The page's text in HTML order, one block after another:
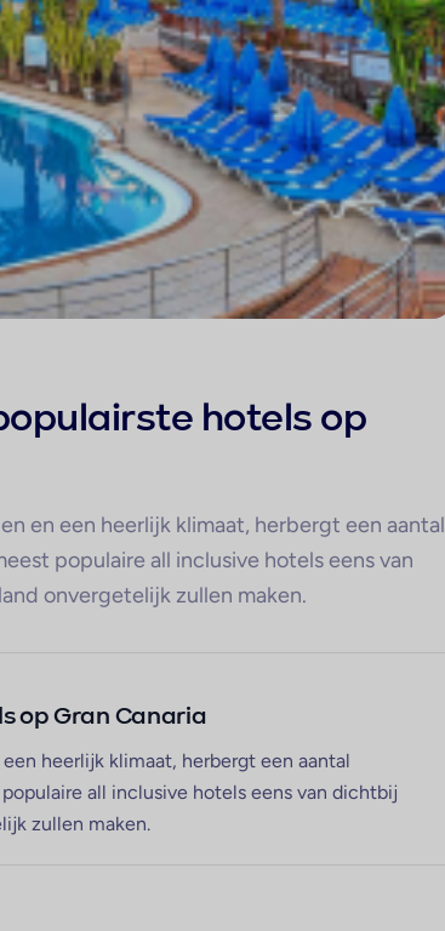
hotels op
en een heerlijk klimaat, herbergt een aantal
populaire all inclusive hotels eens van
onvergetelijk zullen maken.
op Gran Canaria
heerlijk klimaat, herbergt een aantal
all inclusive hotels eens van dichtbij
zullen maken.